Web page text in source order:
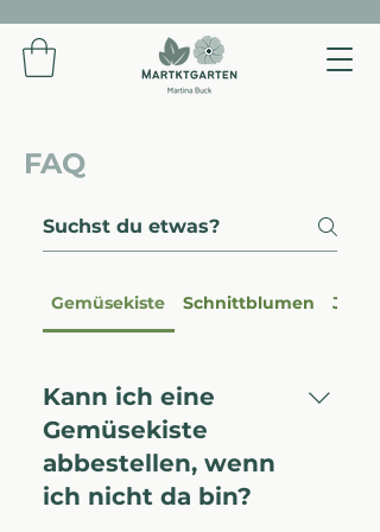
FAQ
Gemüsekiste Schnittblumen
Kann ich eine
Gemüsekiste
abbestellen, wenn
ich nicht da bin?